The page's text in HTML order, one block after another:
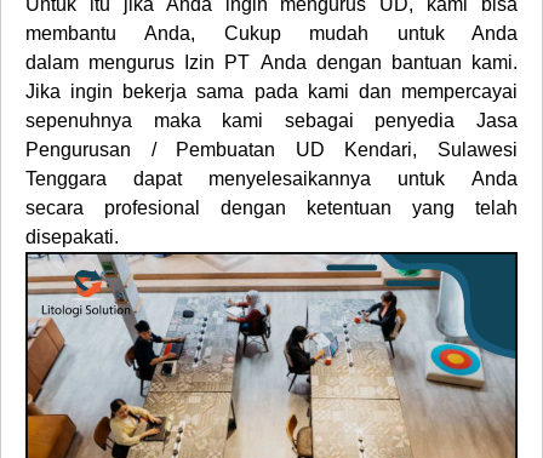
Untuk itu jika Anda ingin mengurus UD, kami bisa
membantu Anda, Cukup mudah untuk Anda
dalam mengurus Izin PT Anda dengan bantuan kami.
Jika ingin bekerja sama pada kami dan mempercayai
sepenuhnya maka kami sebagai penyedia Jasa
Pengurusan / Pembuatan UD
Kendari, Sulawesi
Tenggara
dapat menyelesaikannya untuk Anda
secara profesional dengan ketentuan yang telah
disepakati.